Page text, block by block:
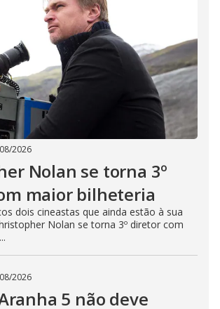
2026
Nolan se torna 3º
maior bilheteria
dois cineastas que ainda estão à sua
Nolan se torna 3º diretor com
2026
5 não deve